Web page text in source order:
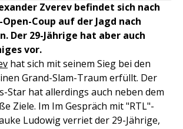
Zverev befindet sich nach
Coup auf der Jagd nach
Der 29-Jährige hat aber auch
vor.
hat sich mit seinem Sieg bei den
Grand-Slam-Traum erfüllt. Der
Star hat allerdings auch neben dem
Ziele. Im Im Gespräch mit "RTL"-
Ludowig verriet der 29-Jährige,